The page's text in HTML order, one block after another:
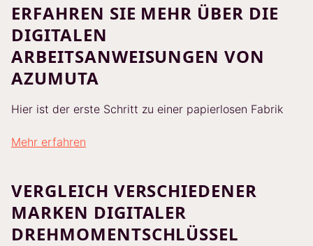
ERFAHREN SIE MEHR ÜBER DIE
DIGITALEN
ARBEITSANWEISUNGEN VON
AZUMUTA
Hier ist der erste Schritt zu einer papierlosen Fabrik
Mehr erfahren
VERGLEICH VERSCHIEDENER
MARKEN DIGITALER
DREHMOMENTSCHLÜSSEL